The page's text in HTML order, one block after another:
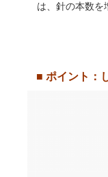
は、針の本数を
■ ポイント：